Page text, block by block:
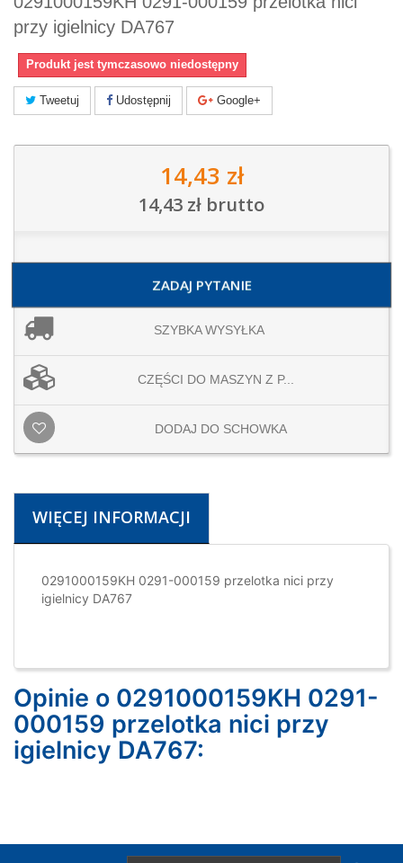
przy igielnicy DA767
Produkt jest tymczasowo niedostępny
Tweetuj Udostępnij Google+
14,43 zł
14,43 zł brutto
ZADAJ PYTANIE
SZYBKA WYSYŁKA
CZĘŚCI DO MASZYN Z P...
DODAJ DO SCHOWKA
WIĘCEJ INFORMACJI
0291000159KH 0291-000159 przelotka nici przy
igielnicy DA767
Opinie o 0291000159KH 0291-
000159 przelotka nici przy
igielnicy DA767: